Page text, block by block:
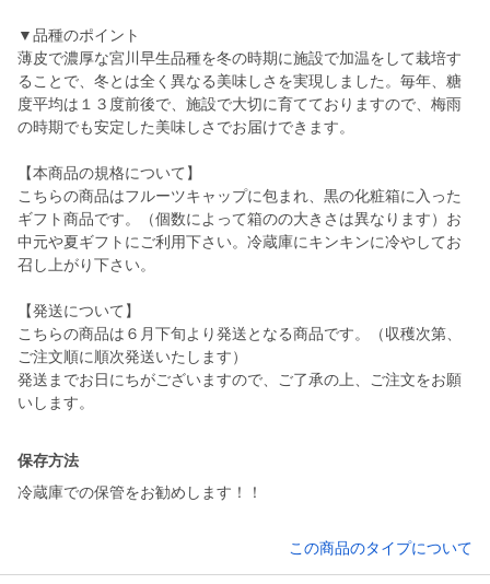
▼品種のポイント
薄皮で濃厚な宮川早生品種を冬の時期に施設で加温をして栽培す
ることで、冬とは全く異なる美味しさを実現しました。毎年、糖
度平均は１３度前後で、施設で大切に育てておりますので、梅雨
の時期でも安定した美味しさでお届けできます。
【本商品の規格について】
こちらの商品はフルーツキャップに包まれ、黒の化粧箱に入った
ギフト商品です。（個数によって箱のの大きさは異なります）お
中元や夏ギフトにご利用下さい。冷蔵庫にキンキンに冷やしてお
召し上がり下さい。
【発送について】
こちらの商品は６月下旬より発送となる商品です。（収穫次第、
ご注文順に順次発送いたします）
発送までお日にちがございますので、ご了承の上、ご注文をお願
いします。
保存方法
冷蔵庫での保管をお勧めします！！
この商品のタイプについて